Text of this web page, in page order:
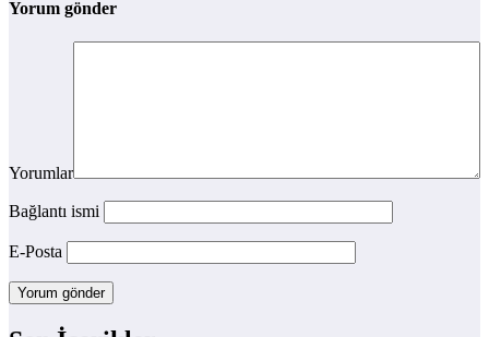
Yorum gönder
Yorumlar
Bağlantı ismi
E-Posta